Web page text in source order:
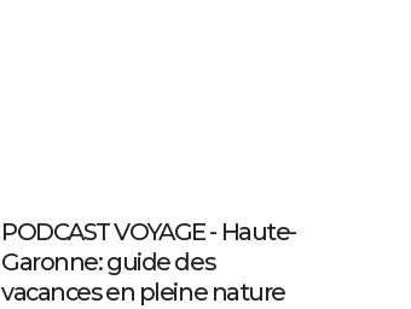
PODCAST VOYAGE - Haute-
Garonne: guide des
vacances en pleine nature